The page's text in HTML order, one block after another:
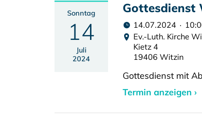
Sonntag
14
Juli
2024
Gottesdienst
14.07.2024 ·
Ev.-Luth. Kirche
Kietz 4
19406 Witzin
Gottesdienst mit
Termin anzeigen ›